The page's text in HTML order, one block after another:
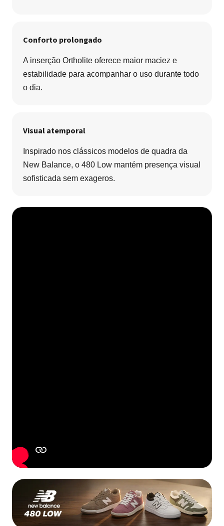
Conforto prolongado
A inserção Ortholite oferece maior maciez e
estabilidade para acompanhar o uso durante todo
o dia.
Visual atemporal
Inspirado nos clássicos modelos de quadra da
New Balance, o 480 Low mantém presença visual
sofisticada sem exageros.